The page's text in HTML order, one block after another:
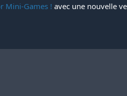
Mini-Games ! avec une nouvelle